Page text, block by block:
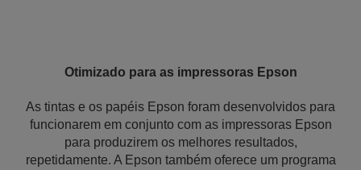
Otimizado para as impressoras Epson
As tintas e os papéis Epson foram desenvolvidos para
funcionarem em conjunto com as impressoras Epson
para produzirem os melhores resultados,
repetidamente. A Epson também oferece um programa